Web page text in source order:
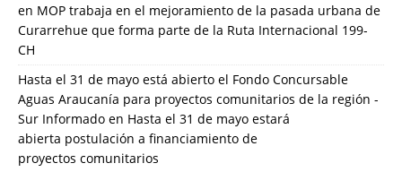
en MOP trabaja en el mejoramiento de la pasada urbana de
Curarrehue que forma parte de la Ruta Internacional 199-
CH
Hasta el 31 de mayo está abierto el Fondo Concursable
Aguas Araucanía para proyectos comunitarios de la región -
Sur Informado en Hasta el 31 de mayo estará
abierta postulación a financiamiento de
proyectos comunitarios